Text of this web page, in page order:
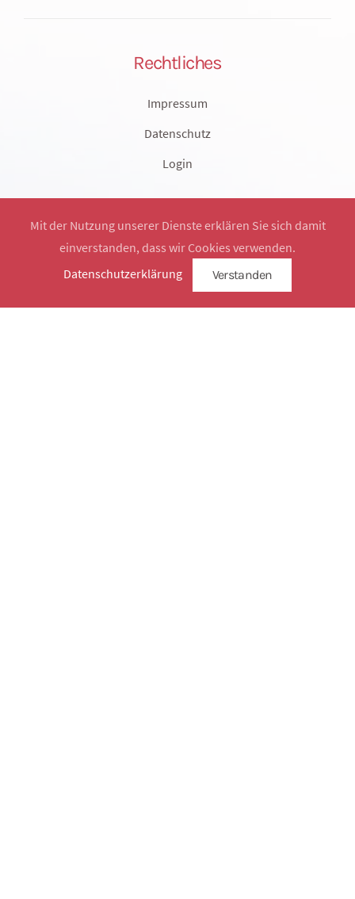
Rechtliches
Impressum
Datenschutz
Login
Mit der Nutzung unserer Dienste erklären Sie sich damit
einverstanden, dass wir Cookies verwenden.
Datenschutzerklärung
Verstanden